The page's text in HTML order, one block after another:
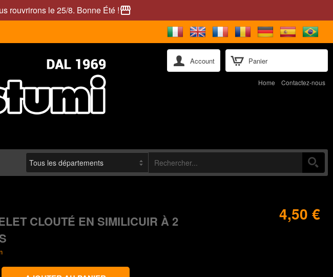
rouvrirons le 25/8. Bonne Été !storefront
Panier
Account
Home Contactez-nous
CLOUTÉ EN SIMILICUIR À 2
4,50 €